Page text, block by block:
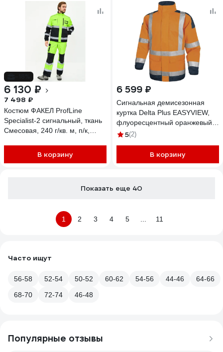
6 130 ₽
7 498 ₽
Костюм ФАКЕЛ ProfLine
Specialist-2 сигнальный, ткань
Смесовая, 240 г/кв. м, п/к,
В корзину
6 599 ₽
Сигнальная демисезонная
куртка Delta Plus EASYVIEW,
флуоресцентный оранжевый,
р.M EASYVOMTM
5(2)
В корзину
Показать еще 40
1 2 3 4 5 11
Часто ищут
56-58 52-54 50-52 60-62 54-56 44-46
64-66
68-70
72-74 46-48
Популярные отзывы